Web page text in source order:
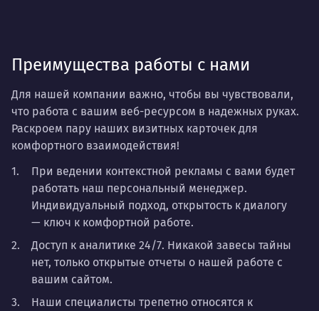
Преимущества работы с нами
Для нашей компании важно, чтобы вы чувствовали,
что работа с вашим веб-ресурсом в надежных руках.
Раскроем пару наших визитных карточек для
комфортного взаимодействия!
При ведении контекстной рекламы с вами будет
работать наш персональный менеджер.
Индивидуальный подход, открытость к диалогу
— ключ к комфортной работе.
Доступ к аналитике 24/7. Никакой завесы тайны
нет, только открытые отчеты о нашей работе с
вашим сайтом.
Наши специалисты трепетно относятся к